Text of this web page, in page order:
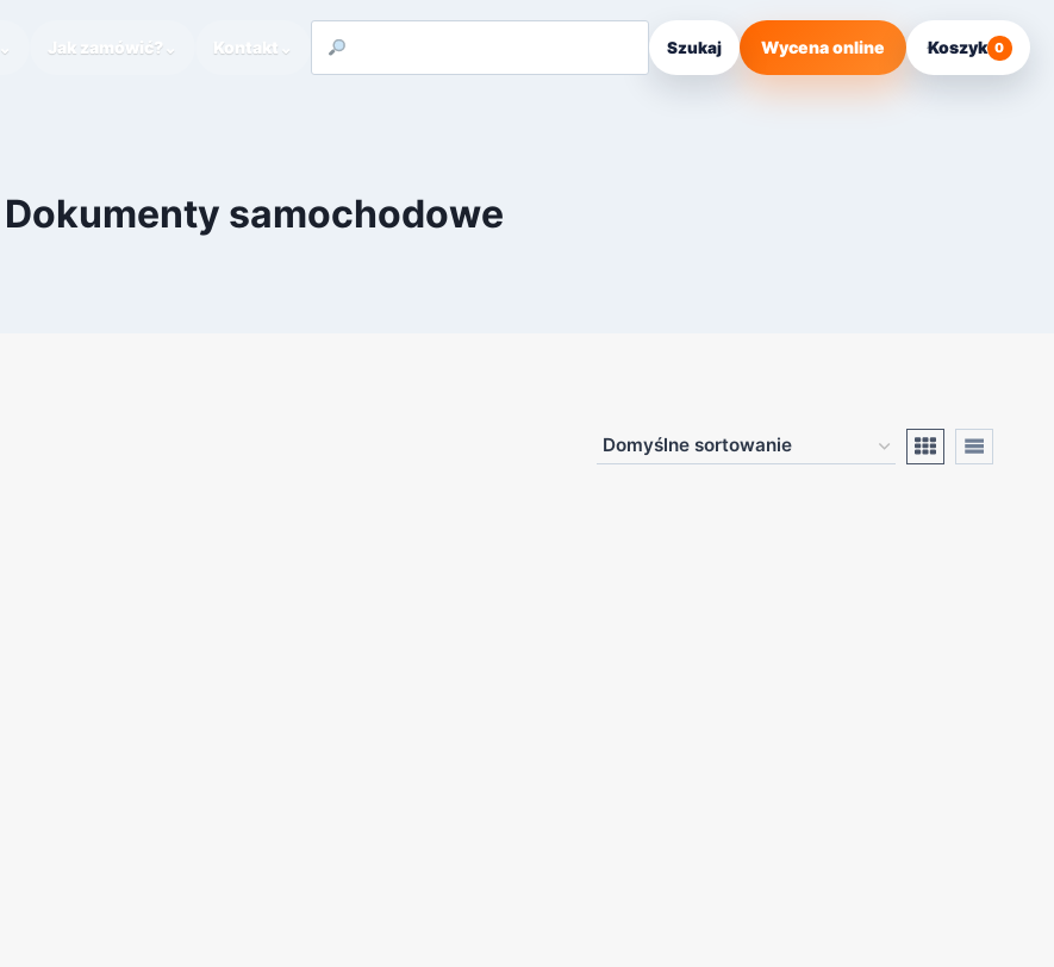
⌄ Jak zamówić? ⌄ Kontakt ⌄ Szukaj Wycena online Koszyk 0
Dokumenty samochodowe